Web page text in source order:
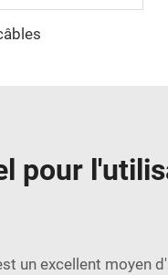
pour
un excellent moyen